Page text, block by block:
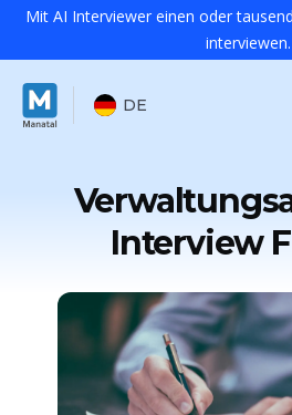
Mit AI Interviewer einen oder
interviewen.
DE
Interview